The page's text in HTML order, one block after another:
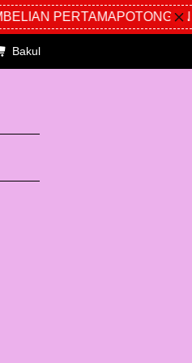
PERTAMAPOTONGAN
Bakul